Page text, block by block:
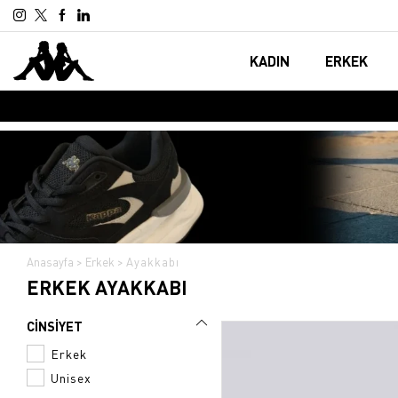
KADIN
Şort
ERKEK
Sweatshirt
Anasayfa Erkek Ayakkabı
ERKEK AYAKKABI
CİNSİYET
Erkek
Unisex